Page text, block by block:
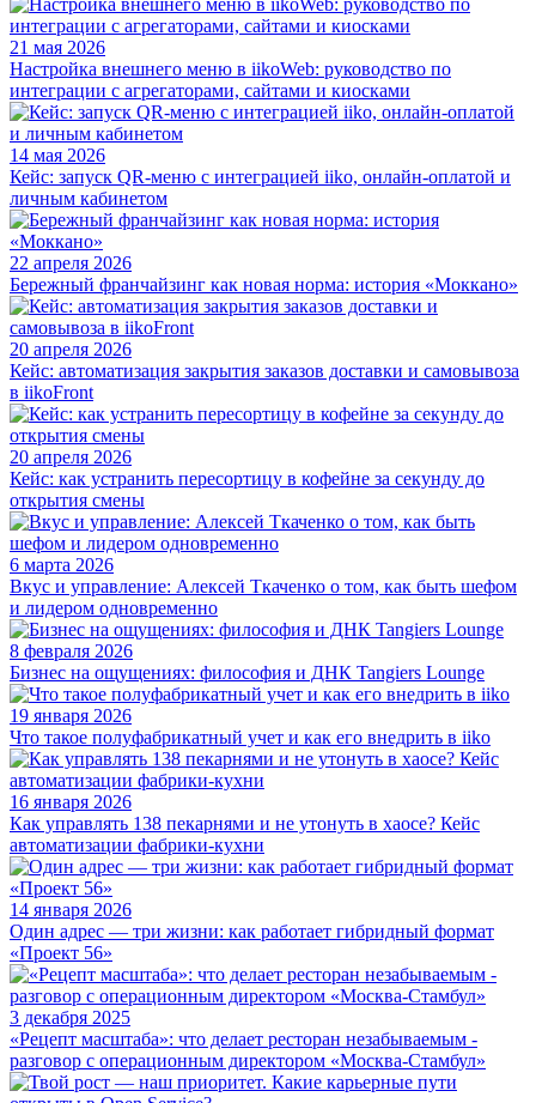
21 мая 2026
Настройка внешнего меню в iikoWeb: руководство по
интеграции с агрегаторами, сайтами и киосками
14 мая 2026
Кейс: запуск QR-меню с интеграцией iiko, онлайн-оплатой и
личным кабинетом
22 апреля 2026
Бережный франчайзинг как новая норма: история «Моккано»
20 апреля 2026
Кейс: автоматизация закрытия заказов доставки и самовывоза
в iikoFront
20 апреля 2026
Кейс: как устранить пересортицу в кофейне за секунду до
открытия смены
6 марта 2026
Вкус и управление: Алексей Ткаченко о том, как быть шефом
и лидером одновременно
8 февраля 2026
Бизнес на ощущениях: философия и ДНК Tangiers Lounge
19 января 2026
Что такое полуфабрикатный учет и как его внедрить в iiko
16 января 2026
Как управлять 138 пекарнями и не утонуть в хаосе? Кейс
автоматизации фабрики-кухни
14 января 2026
Один адрес — три жизни: как работает гибридный формат
«Проект 56»
3 декабря 2025
«Рецепт масштаба»: что делает ресторан незабываемым -
разговор с операционным директором «Москва-Стамбул»